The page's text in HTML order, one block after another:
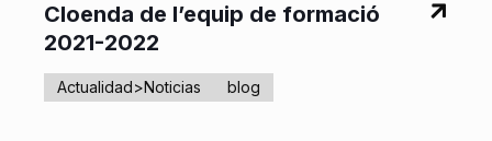
Cloenda de l’equip de formació
2021-2022
Actualidad>Noticias blog